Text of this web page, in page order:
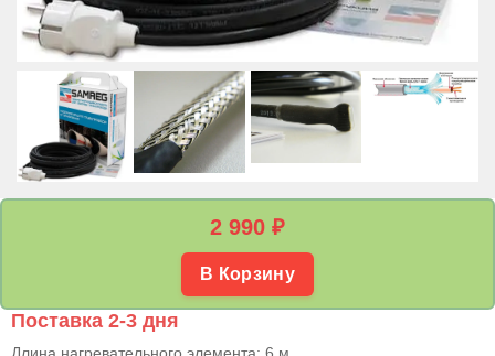
2 990 ₽
В Корзину
Поставка 2-3 дня